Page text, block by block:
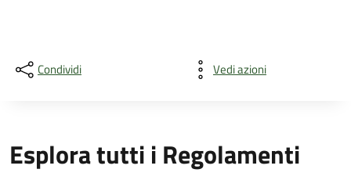
Condividi Vedi azioni
Esplora tutti i Regolamenti